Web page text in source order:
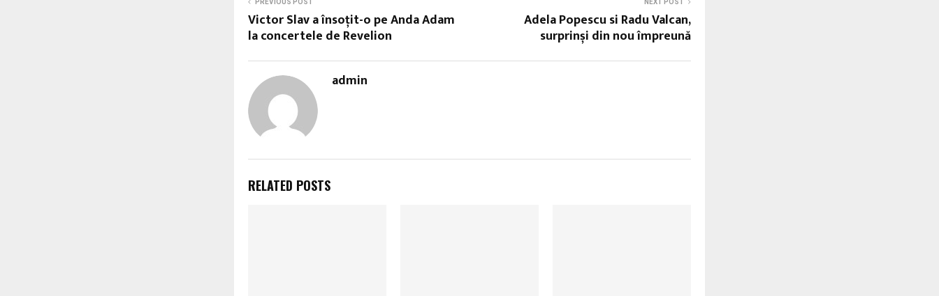
PREVIOUS POST
Victor Slav a însoțit-o pe Anda Adam
la concertele de Revelion
NEXT POST
Adela Popescu si Radu Valcan,
surprinși din nou împreună
admin
RELATED POSTS